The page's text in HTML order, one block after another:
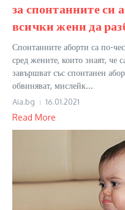
за спонтанните си
всички жени да
Спонтанните аборти са по-
сред жените, които знаят, че
завършват със спонтанен
обвиняват, мислейк...
Aia.bg 16.01.2021
Read More